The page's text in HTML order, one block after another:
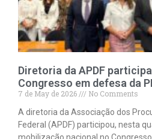
Diretoria da APDF
Congresso em defesa da
7 de May de 2026
No Comments
A diretoria da Associação dos
Federal (APDF) participou, nesta